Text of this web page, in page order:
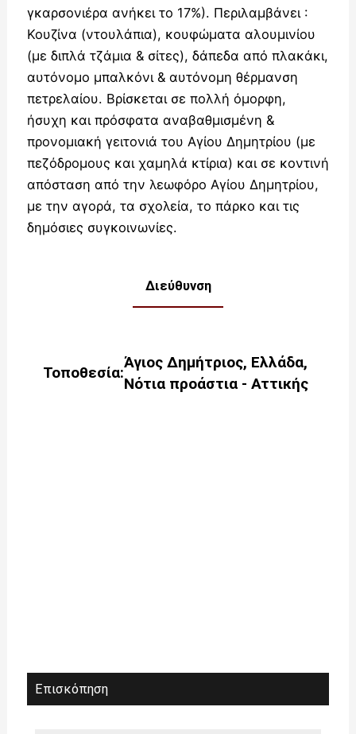
γκαρσονιέρα ανήκει το 17%). Περιλαμβάνει :
Κουζίνα (ντουλάπια), κουφώματα αλουμινίου
(με διπλά τζάμια & σίτες), δάπεδα από πλακάκι,
αυτόνομο μπαλκόνι & αυτόνομη θέρμανση
πετρελαίου. Βρίσκεται σε πολλή όμορφη,
ήσυχη και πρόσφατα αναβαθμισμένη &
προνομιακή γειτονιά του Αγίου Δημητρίου (με
πεζόδρομους και χαμηλά κτίρια) και σε κοντινή
απόσταση από την λεωφόρο Αγίου Δημητρίου,
με την αγορά, τα σχολεία, το πάρκο και τις
δημόσιες συγκοινωνίες.
Διεύθυνση
Τοποθεσία:
Άγιος Δημήτριος, Ελλάδα,
Νότια προάστια - Αττικής
Επισκόπηση